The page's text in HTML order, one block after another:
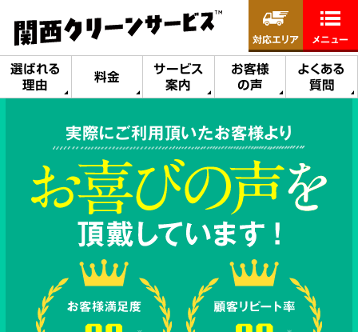
選ばれる
理由
料金
サービス
案内
お客様
の声
よくある
質問
対応エリア メニュー
実際にご利用頂いたお客様より